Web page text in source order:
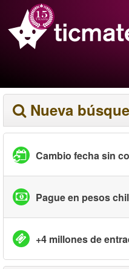
Nueva
Cambio fecha sin
Pague en pesos
+4 millones de